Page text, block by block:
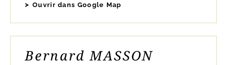
Ouvrir dans Google Map
Bernard MASSON